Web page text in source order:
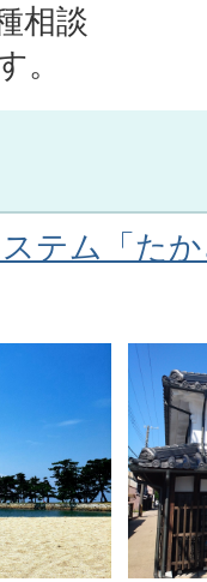
相談
。
テム「た